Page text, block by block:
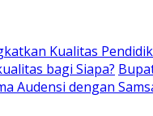
Kualitas
bagi Siapa?
Audensi dengan